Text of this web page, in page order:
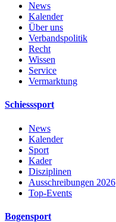
News
Kalender
Über uns
Verbandspolitik
Recht
Wissen
Service
Vermarktung
Schiesssport
News
Kalender
Sport
Kader
Disziplinen
Ausschreibungen 2026
Top-Events
Bogensport